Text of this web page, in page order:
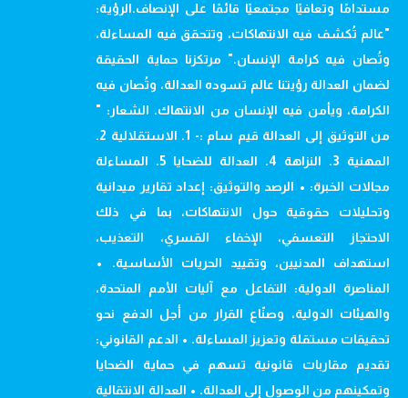
مستدامًا وتعافيًا مجتمعيًا قائمًا على الإنصاف.الرؤية:
"عالم تُكشف فيه الانتهاكات، وتتحقق فيه المساءلة،
وتُصان فيه كرامة الإنسان." مرتكزنا حماية الحقيقة
لضمان العدالة رؤيتنا عالم تسوده العدالة، وتُصان فيه
الكرامة، ويأمن فيه الإنسان من الانتهاك. الشعار: "
من التوثيق إلى العدالة قيم سام :- 1. الاستقلالية 2.
المهنية 3. النزاهة 4. العدالة للضحايا 5. المساءلة
مجالات الخبرة: • الرصد والتوثيق: إعداد تقارير ميدانية
وتحليلات حقوقية حول الانتهاكات، بما في ذلك
الاحتجاز التعسفي، الإخفاء القسري، التعذيب،
استهداف المدنيين، وتقييد الحريات الأساسية. •
المناصرة الدولية: التفاعل مع آليات الأمم المتحدة،
والهيئات الدولية، وصنّاع القرار من أجل الدفع نحو
تحقيقات مستقلة وتعزيز المساءلة. • الدعم القانوني:
تقديم مقاربات قانونية تسهم في حماية الضحايا
وتمكينهم من الوصول إلى العدالة. • العدالة الانتقالية